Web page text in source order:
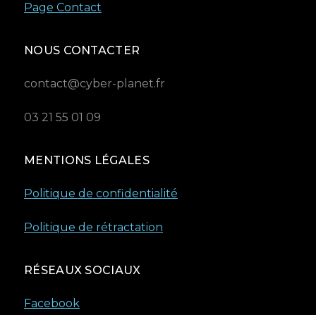
Page Contact
NOUS CONTACTER
contact@cyber-planet.fr
03 21 55 01 09
MENTIONS LÉGALES
Politique de confidentialité
Politique de rétractation
RÉSEAUX SOCIAUX
Facebook